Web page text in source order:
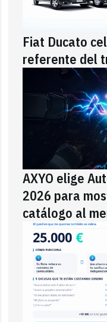
Fiat Ducato
referente del
AXYO elige
2026 para
catálogo al